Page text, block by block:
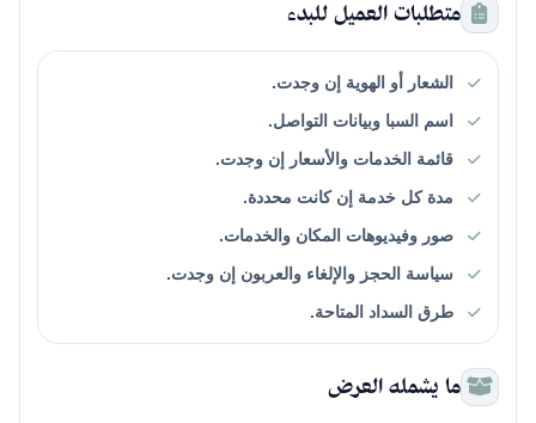
متطلبات العميل للبدء
الشعار أو الهوية إن وجدت.
اسم السبا وبيانات التواصل.
قائمة الخدمات والأسعار إن وجدت.
مدة كل خدمة إن كانت محددة.
صور وفيديوهات المكان والخدمات.
سياسة الحجز والإلغاء والعربون إن وجدت.
طرق السداد المتاحة.
ما يشمله العرض